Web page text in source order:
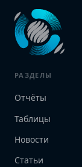
РАЗДЕЛЫ
Отчёты
Таблицы
Новости
Статьи